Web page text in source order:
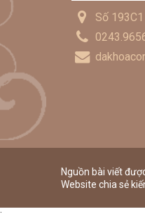
Số
Nguồn bài viết
Website chia sẻ